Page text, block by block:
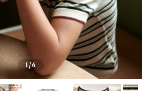
1/6